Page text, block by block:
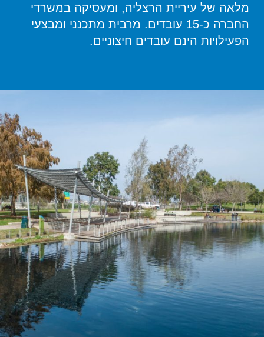
מלאה של עיריית הרצליה, ומעסיקה במשרדי
החברה כ-15 עובדים. מרבית מתכנני ומבצעי
הפעילויות הינם עובדים חיצוניים.